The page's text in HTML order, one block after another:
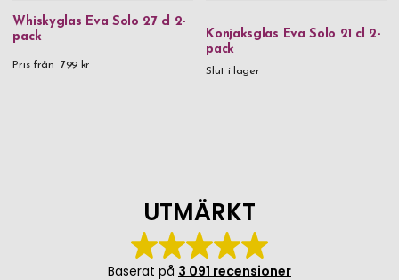
Whiskyglas Eva Solo 27 cl 2-
pack
Pris från 799 kr
Konjaksglas Eva Solo 21 cl 2-
pack
Slut i lager